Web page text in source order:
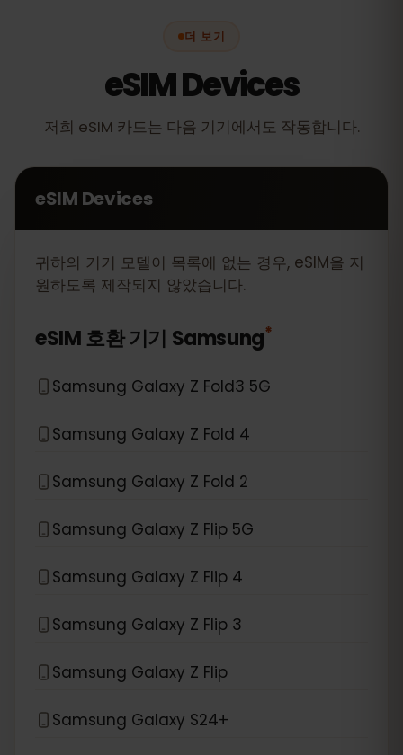
더 보기
eSIM Devices
저희 eSIM 카드는 다음 기기에서도 작동합니다.
eSIM Devices
귀하의 기기 모델이 목록에 없는 경우, eSIM을 지
원하도록 제작되지 않았습니다.
eSIM 호환 기기 Samsung*
Samsung Galaxy Z Fold3 5G
Samsung Galaxy Z Fold 4
Samsung Galaxy Z Fold 2
Samsung Galaxy Z Flip 5G
Samsung Galaxy Z Flip 4
Samsung Galaxy Z Flip 3
Samsung Galaxy Z Flip
Samsung Galaxy S24+